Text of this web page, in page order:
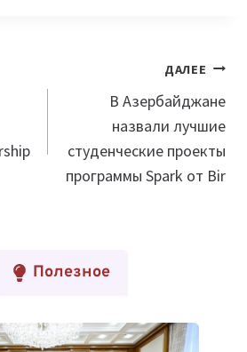
ДАЛЕЕ
В Азербайджане
назвали лучшие
студенческие проекты
программы Spark от Bir
Полезное